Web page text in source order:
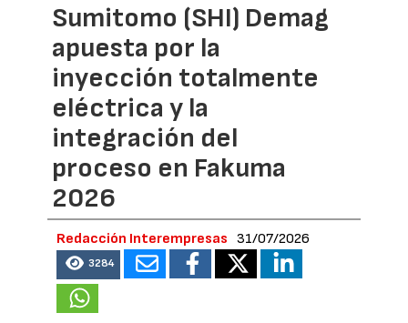
Sumitomo (SHI) Demag
apuesta por la
inyección totalmente
eléctrica y la
integración del
proceso en Fakuma
2026
Redacción Interempresas 31/07/2026
3284